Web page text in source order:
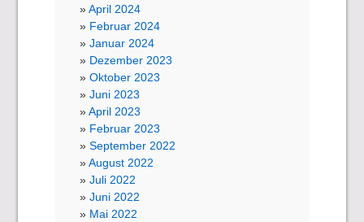
April 2024
Februar 2024
Januar 2024
Dezember 2023
Oktober 2023
Juni 2023
April 2023
Februar 2023
September 2022
August 2022
Juli 2022
Juni 2022
Mai 2022